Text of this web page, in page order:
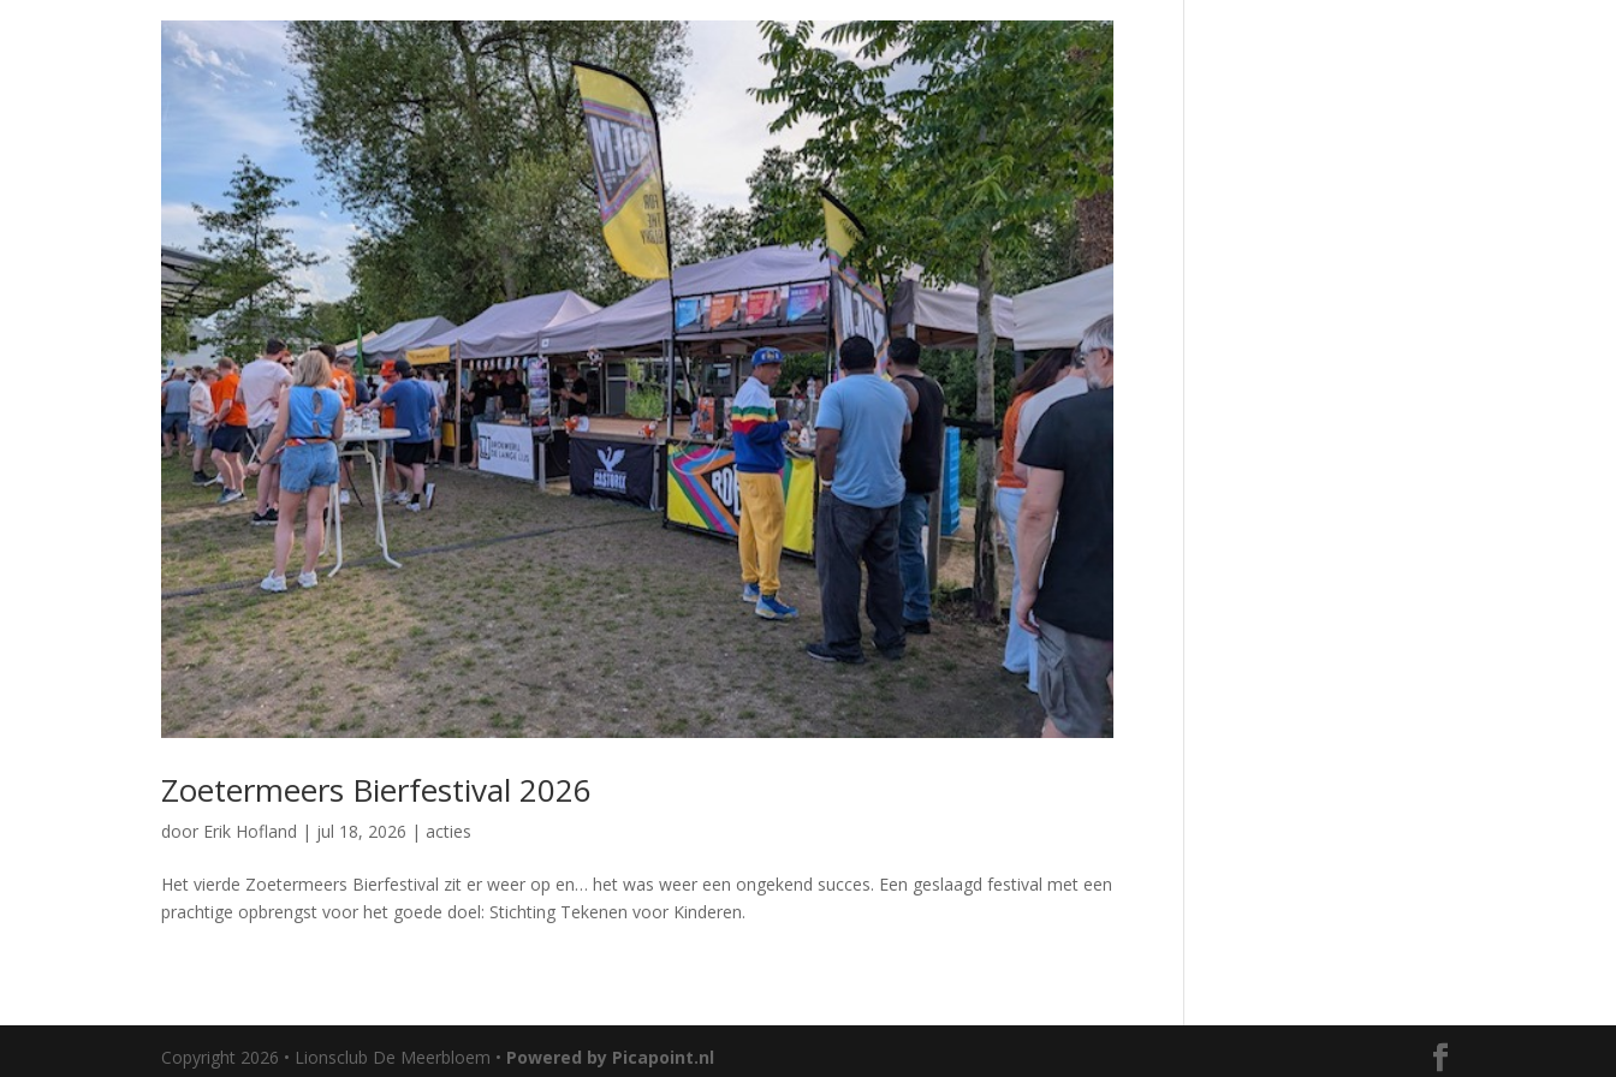
Zoetermeers Bierfestival 2026
door Erik Hofland | jul 18, 2026 | acties
Het vierde Zoetermeers Bierfestival zit er weer op en… het was weer een ongekend succes. Een geslaagd festival met een
prachtige opbrengst voor het goede doel: Stichting Tekenen voor Kinderen.
Copyright 2026 • Lionsclub De Meerbloem • Powered by Picapoint.nl